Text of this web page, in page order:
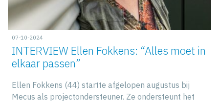
07-10-2024
INTERVIEW Ellen Fokkens: “Alles moet in
elkaar passen”
Ellen Fokkens (44) startte afgelopen augustus bij
Mecus als projectondersteuner. Ze ondersteunt het